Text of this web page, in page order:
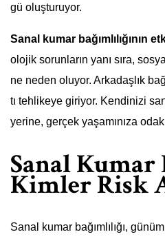
gü oluşturuyor.
Sanal kumar bağımlılığının
olojik sorunların yanı sıra,
ne neden oluyor. Arkadaşlık
tı tehlikeye giriyor. Kendinizi
yerine, gerçek yaşamınıza
Sanal Kumar
Kimler Risk
Sanal kumar bağımlılığı,